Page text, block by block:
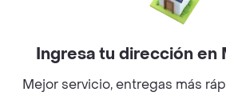
Categorías
Ingresa tu dirección en
Mejor servicio, entregas más